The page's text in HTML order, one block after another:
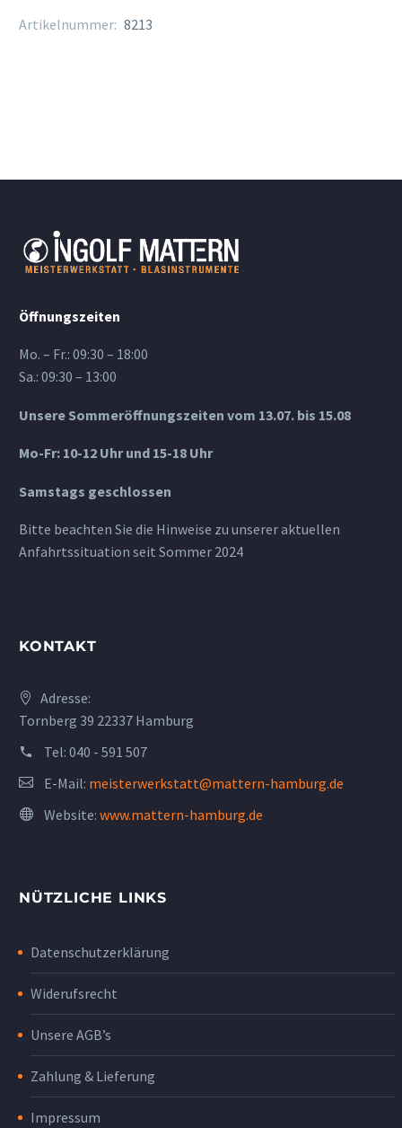
Artikelnummer: 8213
Öffnungszeiten
Mo. – Fr.: 09:30 – 18:00
Sa.: 09:30 – 13:00
Unsere Sommeröffnungszeiten vom 13.07. bis 15.08
Mo-Fr: 10-12 Uhr und 15-18 Uhr
Samstags geschlossen
Bitte beachten Sie die Hinweise zu unserer aktuellen
Anfahrtssituation seit Sommer 2024
KONTAKT
Adresse:
Tornberg 39 22337 Hamburg
Tel: 040 - 591 507
E-Mail: meisterwerkstatt@mattern-hamburg.de
Website: www.mattern-hamburg.de
NÜTZLICHE LINKS
Datenschutzerklärung
Widerufsrecht
Unsere AGB’s
Zahlung & Lieferung
Impressum